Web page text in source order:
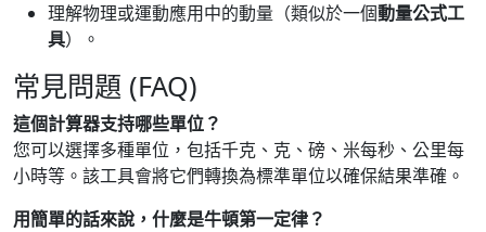
理解物理或運動應用中的動量（類似於一個動量公式工
具）。
常見問題 (FAQ)
這個計算器支持哪些單位？
您可以選擇多種單位，包括千克、克、磅、米每秒、公里每
小時等。該工具會將它們轉換為標準單位以確保結果準確。
用簡單的話來說，什麼是牛頓第一定律？